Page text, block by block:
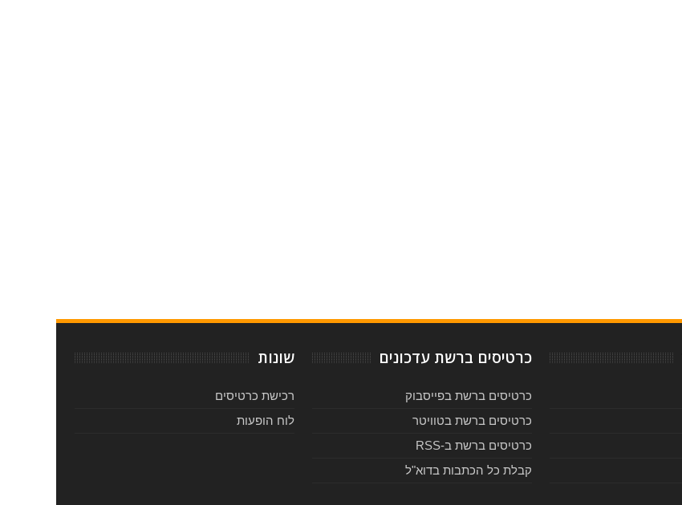
כרטיסים ברשת עדכונים
כרטיסים ברשת בפייסבוק
כרטיסים ברשת בטוויטר
כרטיסים ברשת ב-RSS
קבלת כל הכתבות בדוא"ל
שונות
רכישת כרטיסים
לוח הופעות